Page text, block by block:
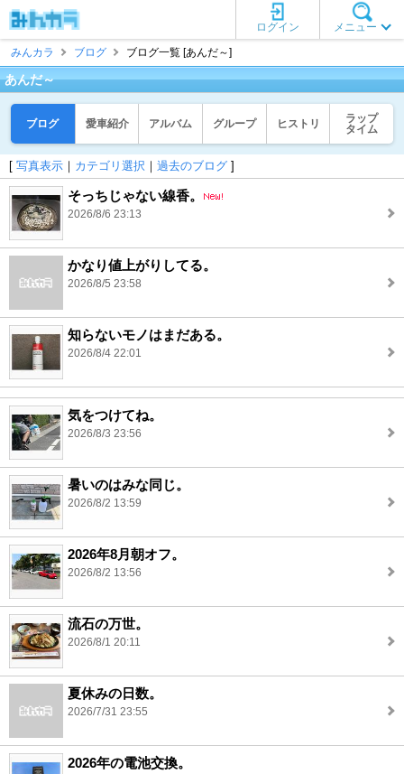
メニュー
ログイン
みんカラ
ブログ ブログ一覧 [あんだ～]
あんだ～
ブログ 愛車紹介 アルバム グループ ヒストリ
ラップ
タイム
[ 写真表示 ｜ カテゴリ選択 ｜ 過去のブログ ]
そっちじゃない線香。
2026/8/6 23:13
かなり値上がりしてる。
2026/8/5 23:58
知らないモノはまだある。
2026/8/4 22:01
気をつけてね。
2026/8/3 23:56
暑いのはみな同じ。
2026/8/2 13:59
2026年8月朝オフ。
2026/8/2 13:56
流石の万世。
2026/8/1 20:11
夏休みの日数。
2026/7/31 23:55
2026年の電池交換。